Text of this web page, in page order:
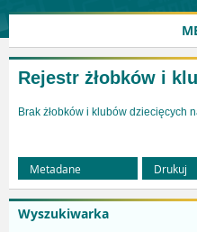
Wyszukiwarka
Rejestr żłobków i
Brak żłobków i klubów dziecięcych
Metadane Drukuj